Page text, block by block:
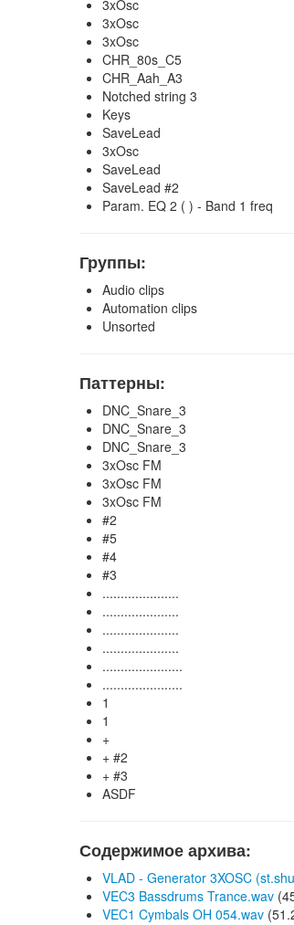
3xOsc
3xOsc
3xOsc
CHR_80s_C5
CHR_Aah_A3
Notched string 3
Keys
SaveLead
3xOsc
SaveLead
SaveLead #2
Param. EQ 2 ( ) - Band 1 freq
Группы:
Audio clips
Automation clips
Unsorted
Паттерны:
DNC_Snare_3
DNC_Snare_3
DNC_Snare_3
3xOsc FM
3xOsc FM
3xOsc FM
#2
#5
#4
#3
.....................
.....................
.....................
.....................
......................
......................
1
1
+
+ #2
+ #3
ASDF
Содержимое архива:
VLAD - Generator 3XOSC
VEC3 Bassdrums Trance.wav
VEC1 Cymbals OH 054.wav